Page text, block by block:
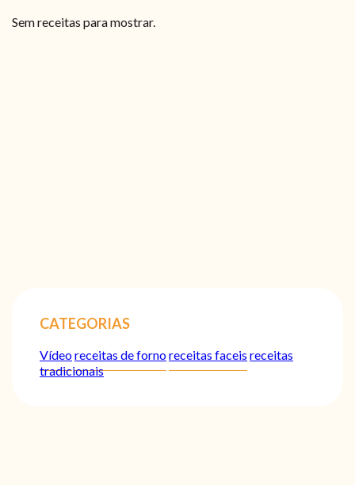
Sem receitas para mostrar.
CATEGORIAS
Vídeoreceitas de fornoreceitas faceis receitas
tradicionais